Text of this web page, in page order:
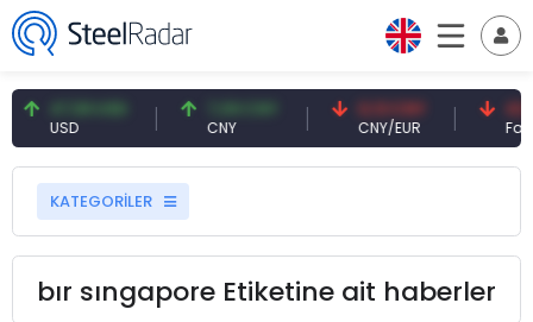
47,59 USD
USD
7,09 CNY
CNY
0,13 CNY
CNY/EUR Faiz
KATEGORİLER
bır sıngapore Etiketine ait haberler